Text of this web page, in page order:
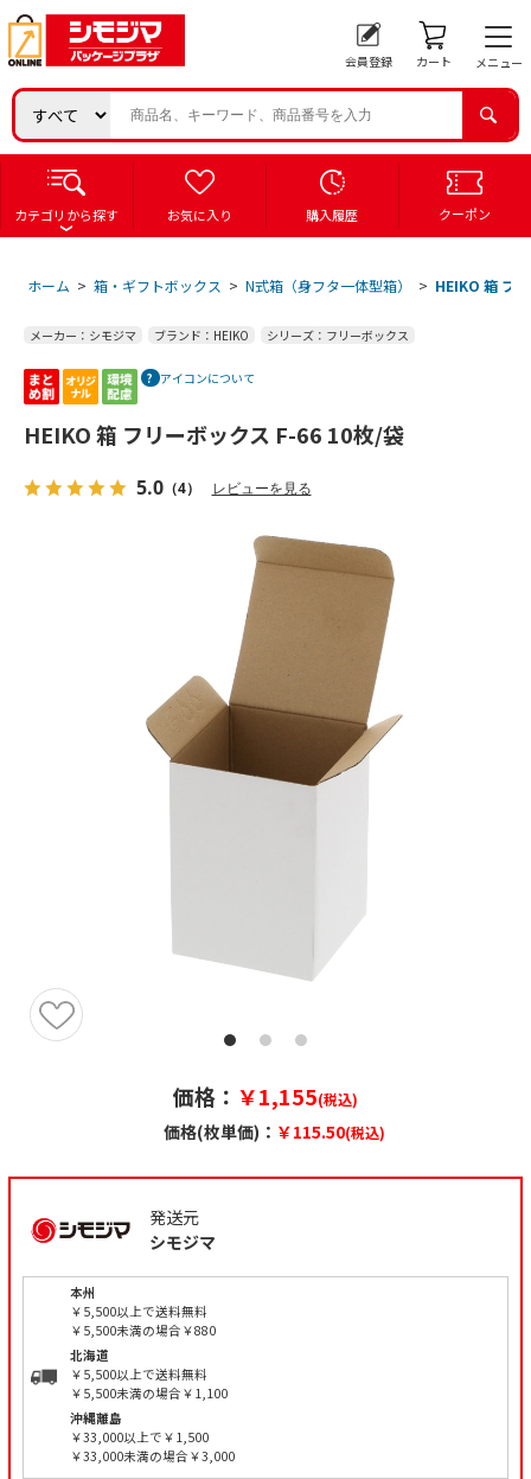
会員登録 カート メニュー
カテゴリから探す お気に入り 購入履歴 クーポン
ホーム > 箱・ギフトボックス > N式箱（身フタ一体型箱） > HEIKO 箱 フ
メーカー：シモジマ ブランド：HEIKO シリーズ：フリーボックス
アイコンについて
HEIKO 箱 フリーボックス F-66 10枚/袋
5.0（4） レビューを見る
価格： ￥1,155(税込)
価格(枚単価)： ￥115.50(税込)
発送元
シモジマ
本州
￥5,500以上で送料無料
￥5,500未満の場合￥880
北海道
￥5,500以上で送料無料
￥5,500未満の場合￥1,100
沖縄離島
￥33,000以上で￥1,500
￥33,000未満の場合￥3,000